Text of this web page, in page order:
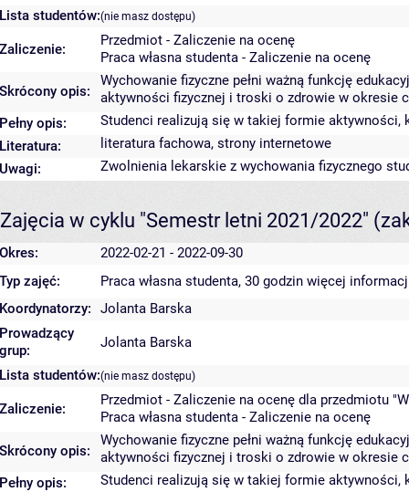
Lista studentów:(nie masz dostępu)
Zaliczenie:
Przedmiot - Zaliczenie na ocenę
Praca własna studenta - Zaliczenie na ocenę
Skrócony opis:
Wychowanie fizyczne pełni ważną funkcję
aktywności fizycznej i troski o zdrowie w okresie
Pełny opis:
Studenci realizują się w takiej formie
Literatura:
literatura fachowa, strony internetowe
Uwagi:
Zwolnienia lekarskie z wychowania fizycznego
Zajęcia w cyklu "Semestr letni 2021/2022"
Okres:
2022-02-21 - 2022-09-30
Typ zajęć:
Praca własna studenta, 30 godzin więcej
Koordynatorzy:
Jolanta Barska
Prowadzący
grup:
Jolanta Barska
Lista studentów:(nie masz dostępu)
Zaliczenie:
Przedmiot - Zaliczenie na ocenę dla przedmiotu
Praca własna studenta - Zaliczenie na ocenę
Skrócony opis:
Wychowanie fizyczne pełni ważną funkcję
aktywności fizycznej i troski o zdrowie w okresie
Pełny opis:
Studenci realizują się w takiej formie